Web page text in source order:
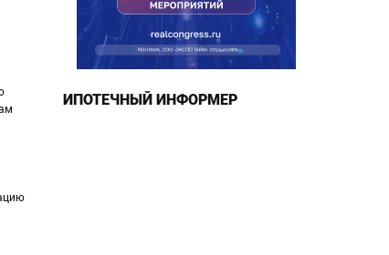
ИПОТЕЧНЫЙ ИНФОРМЕР